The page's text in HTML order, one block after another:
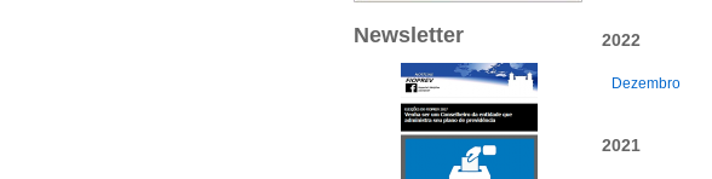
Newsletter 2022
Dezembro
2021